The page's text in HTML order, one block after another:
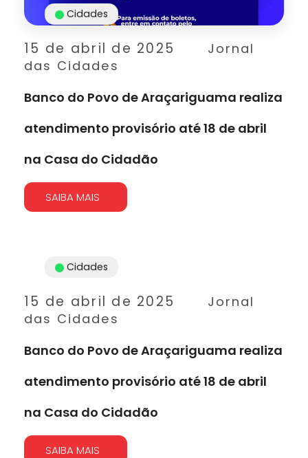
15 de abril de 2025
Jornal
das Cidades
Cidades
Banco do Povo de Araçariguama realiza
atendimento provisório até 18 de abril
na Casa do Cidadão
SAIBA MAIS
15 de abril de 2025
Jornal
das Cidades
Cidades
Banco do Povo de Araçariguama realiza
atendimento provisório até 18 de abril
na Casa do Cidadão
SAIBA MAIS